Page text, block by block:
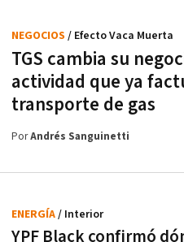
TGS cambia su
actividad que ya
transporte de gas
NEGOCIOS / Efecto Vaca Muerta
PorAndrés Sanguinetti
YPF Black confirmó
ENERGÍA/ Interior